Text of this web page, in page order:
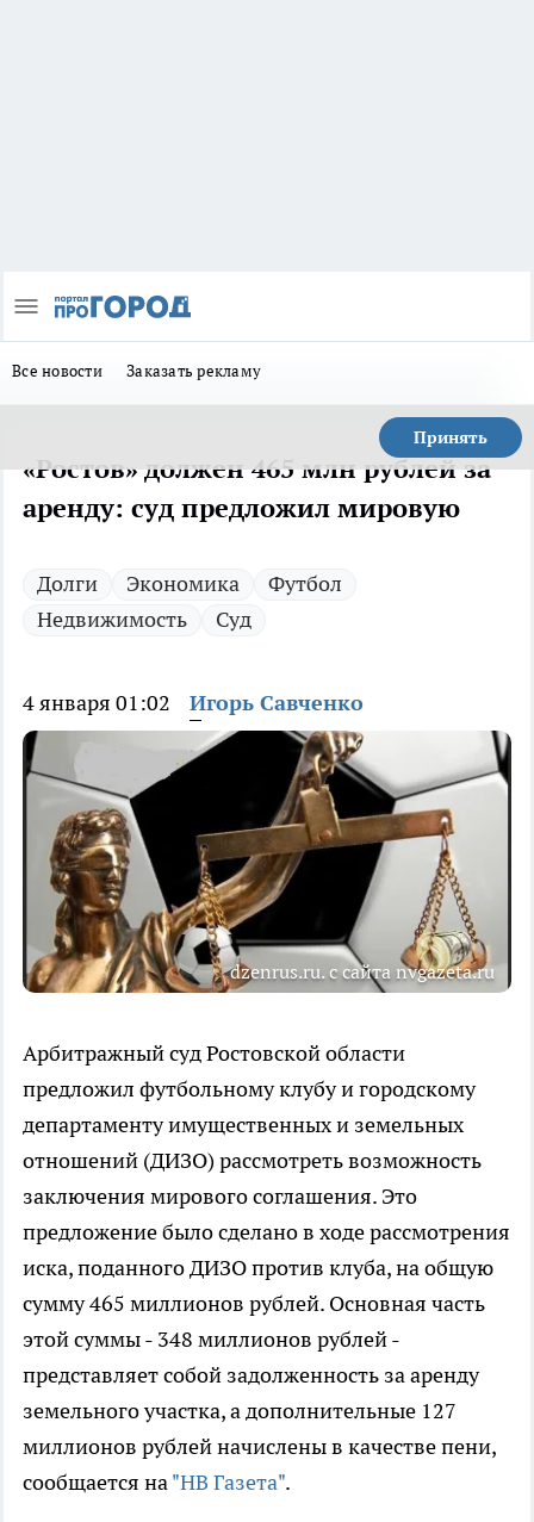
Все новости Заказать рекламу
Принять
«Ростов» должен 465 млн рублей за
аренду: суд предложил мировую
Долги Экономика
Футбол
Недвижимость
Суд
4 января 01:02 Игорь Савченко
dzenrus.ru. с сайта nvgazeta.ru
Арбитражный суд Ростовской области
предложил футбольному клубу и городскому
департаменту имущественных и земельных
отношений (ДИЗО) рассмотреть возможность
заключения мирового соглашения. Это
предложение было сделано в ходе рассмотрения
иска, поданного ДИЗО против клуба, на общую
сумму 465 миллионов рублей. Основная часть
этой суммы - 348 миллионов рублей -
представляет собой задолженность за аренду
земельного участка, а дополнительные 127
миллионов рублей начислены в качестве пени,
сообщается на"НВ Газета".